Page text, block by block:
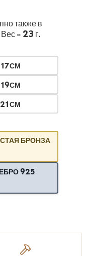
также в
≈ 23 г.
17СМ
19СМ
21СМ
БРОНЗА
925